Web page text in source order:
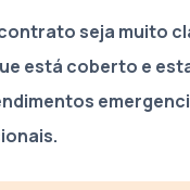
seja muito
está coberto e